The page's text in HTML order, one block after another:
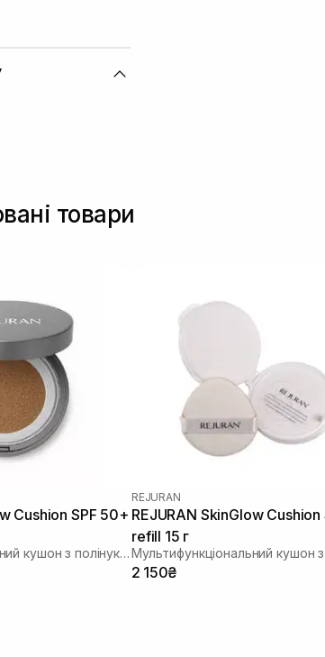
товари
Cushion SPF 50+
Мультифункціональний кушон з полінуклеотидами
REJURAN
REJURAN SkinGlow Cushion
refill 15 г
2 150₴